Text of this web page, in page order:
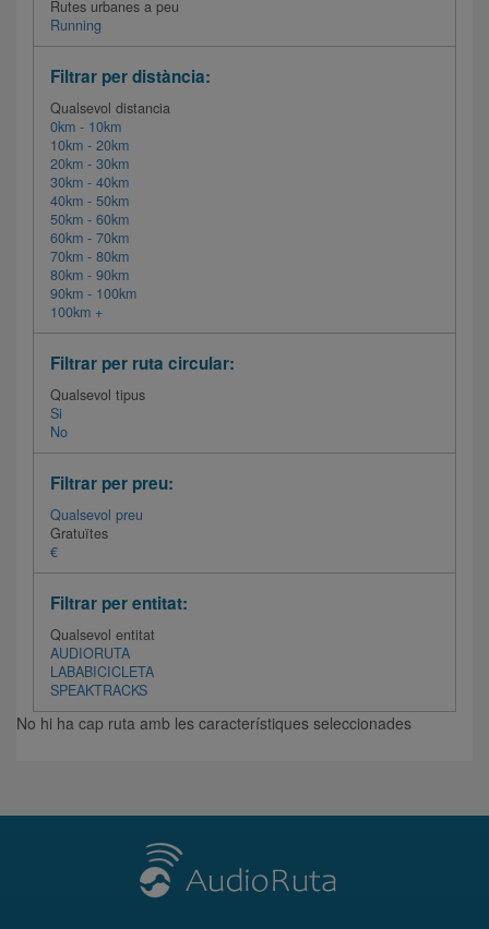
Rutes urbanes a peu
Running
Filtrar per distància:
Qualsevol distancia
0km - 10km
10km - 20km
20km - 30km
30km - 40km
40km - 50km
50km - 60km
60km - 70km
70km - 80km
80km - 90km
90km - 100km
100km +
Filtrar per ruta circular:
Qualsevol tipus
Si
No
Filtrar per preu:
Qualsevol preu
Gratuïtes
€
Filtrar per entitat:
Qualsevol entitat
AUDIORUTA
LABABICICLETA
SPEAKTRACKS
No hi ha cap ruta amb les característiques seleccionades